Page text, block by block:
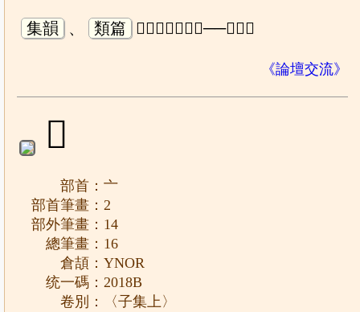
集韻 、 類篇 𡘋子計切，音霽──山名。
《論壇交流》
𠆋
部首：亠
部首筆畫：2
部外筆畫：14
總筆畫：16
倉頡：YNOR
统一碼：2018B
卷別：〈子集上〉